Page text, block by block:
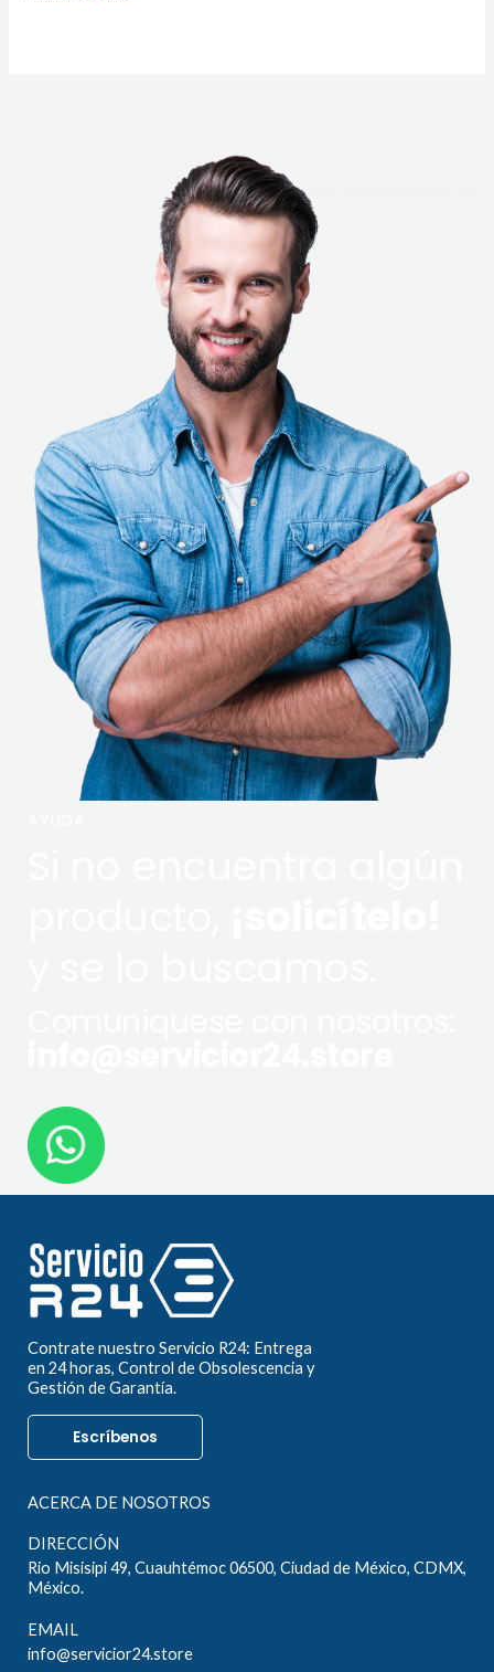
Contrate nuestro Servicio R24: Entrega
en 24 horas, Control de Obsolescencia y
Gestión de Garantía.
Escríbenos
ACERCA DE NOSOTROS
DIRECCIÓN
Rio Misisipi 49, Cuauhtémoc 06500, Ciudad de México, CDMX,
México.
EMAIL
info@servicior24.store